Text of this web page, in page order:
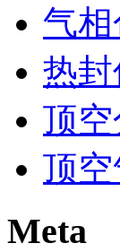
气
热封
顶
顶
Meta